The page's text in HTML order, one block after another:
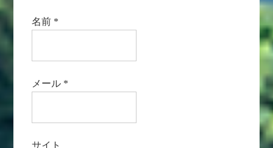
名前 *
メール *
サイト